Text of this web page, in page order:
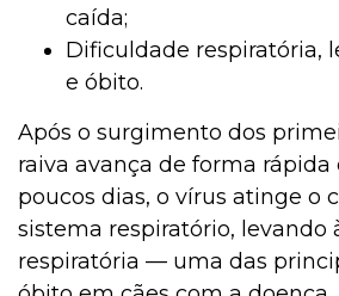
caída;
Dificuldade respiratória,
e óbito.
Após o surgimento dos
raiva avança de forma rápida
poucos dias, o vírus atinge o
sistema respiratório, levando
respiratória — uma das